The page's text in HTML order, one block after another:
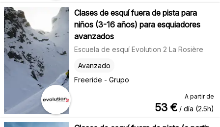
Clases de esquí fuera de pista para
niños (3-16 años) para esquiadores
avanzados
Escuela de esquí Evolution 2 La Rosière
Freeride - Grupo
Avanzado
A partir de
53 € / día (2.5h)